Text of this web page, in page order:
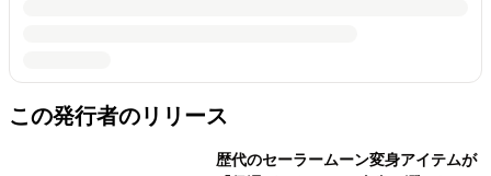
この発行者のリリース
歴代のセーラームーン変身アイテムが